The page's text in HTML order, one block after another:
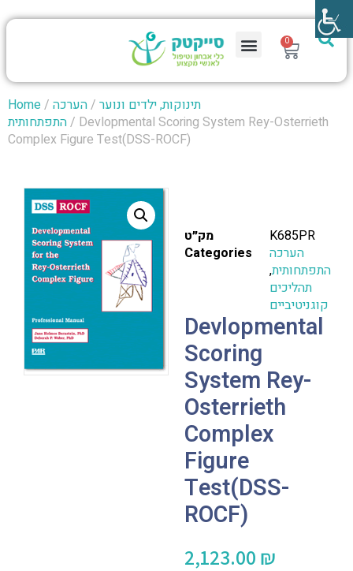
0
Home/ תינוקות, ילדים ונוער /הערכה
התפתחותית/ Devlopmental Scoring System Rey-Osterrieth
Complex Figure Test(DSS-ROCF)
מק״ט
K685PR
Categories
הערכה
התפתחותית,
תהליכים
קוגניטיביים
Devlopmental
Scoring
System Rey-
Osterrieth
Complex
Figure
Test(DSS-
ROCF)
2,123.00 ₪